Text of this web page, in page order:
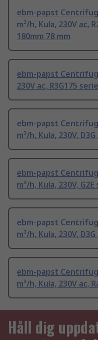
ebm-papst
m³/h, Kula, 230V ac,
180mm 78 mm
ebm-papst
230V ac, R3G175
ebm-papst
m³/h, Kula, 230V,
ebm-papst
m³/h, Kula, 230V,
ebm-papst
m³/h, Kula, 230V,
ebm-papst
m³/h, Kula, 230V ac,
Håll dig